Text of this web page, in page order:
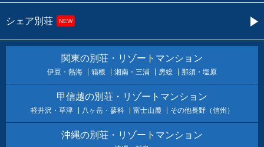
シェア別荘 NEW
関東の別荘・リゾートマンション
伊豆・熱海 箱根 湘南・三浦 房総 那須・塩原
甲信越の別荘・リゾートマンション
軽井沢・草津 八ヶ岳・蓼科 富士山麓 その他長野（信州）
沖縄の別荘・リゾートマンション